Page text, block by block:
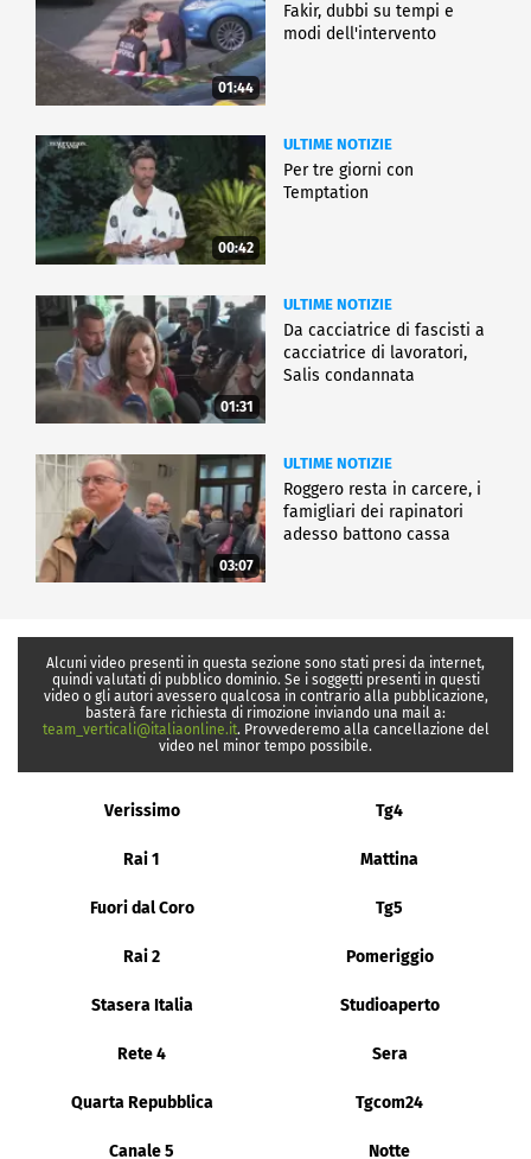
01:44
Fakir, dubbi su tempi e
modi dell'intervento
00:42
ULTIME NOTIZIE
Per tre giorni con
Temptation
01:31
ULTIME NOTIZIE
Da cacciatrice di fascisti a
cacciatrice di lavoratori,
Salis condannata
03:07
ULTIME NOTIZIE
Roggero resta in carcere, i
famigliari dei rapinatori
adesso battono cassa
Alcuni video presenti in questa sezione sono stati presi da internet,
quindi valutati di pubblico dominio. Se i soggetti presenti in questi
video o gli autori avessero qualcosa in contrario alla pubblicazione,
basterà fare richiesta di rimozione inviando una mail a:
team_verticali@italiaonline.it. Provvederemo alla cancellazione del
video nel minor tempo possibile.
Verissimo Tg4
Rai 1 Mattina
Fuori dal Coro Tg5
Rai 2 Pomeriggio
Stasera Italia Studioaperto
Rete 4 Sera
Quarta Repubblica Tgcom24
Canale 5 Notte